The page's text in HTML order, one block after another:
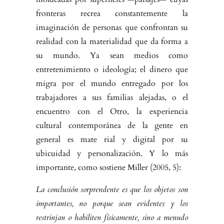
fronteras recrea constantemente la
imaginación de personas que confron­tan su
realidad con la materialidad que da forma a
su mundo. Ya sean me­dios como
entretenimiento o ideología; el dinero que
migra por el mundo entregado por los
trabajadores a sus familias alejadas, o el
encuentro con el Otro, la experiencia
cultural contemporánea de la gente en
general es mate­ rial y digital por su
ubicuidad y personalización. Y lo más
importante, como sostiene Miller (2005, 5):
La conclusión sorprendente es que los objetos son
importantes, no porque sean evidentes y los
restrinjan o habiliten físicamente, sino a menudo